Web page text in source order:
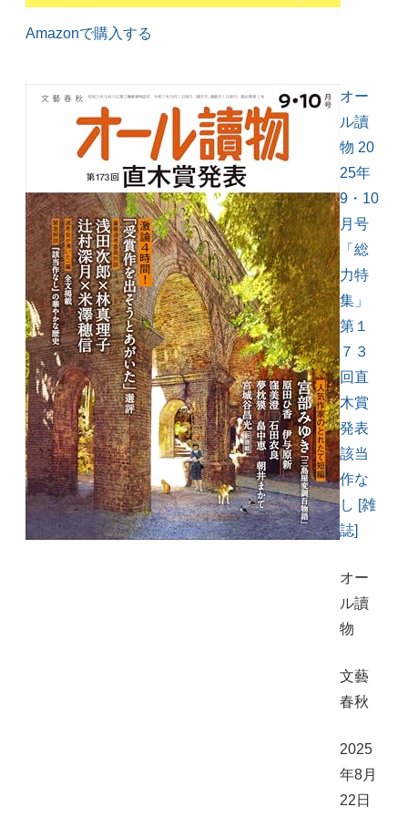
Amazonで購入する
オー
ル讀
物 20
25年
9・10
月号
「総
力特
集」
第１
７３
回直
木賞
発表
該当
作な
し [雑
誌]
オー
ル讀
物
文藝
春秋
2025
年8月
22日